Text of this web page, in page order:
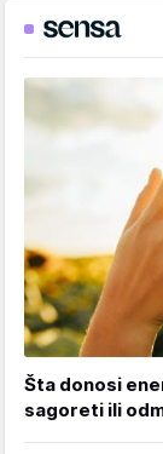
Šta donosi
sagoreti ili